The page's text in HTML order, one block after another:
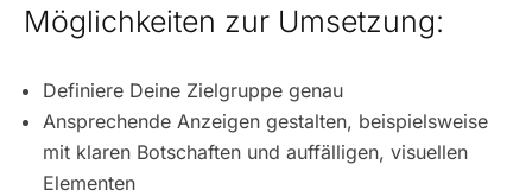
Möglichkeiten zur Umsetzung:
Definiere Deine Zielgruppe genau
Ansprechende Anzeigen gestalten, beispielsweise
mit klaren Botschaften und auffälligen, visuellen
Elementen